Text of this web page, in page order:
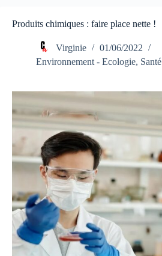
Produits chimiques : faire place nette !
Virginie
01/06/2022
Environnement - Ecologie, Santé